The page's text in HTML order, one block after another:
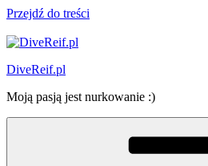
Przejdź do treści
DiveReif.pl
Moją pasją jest nurkowanie :)